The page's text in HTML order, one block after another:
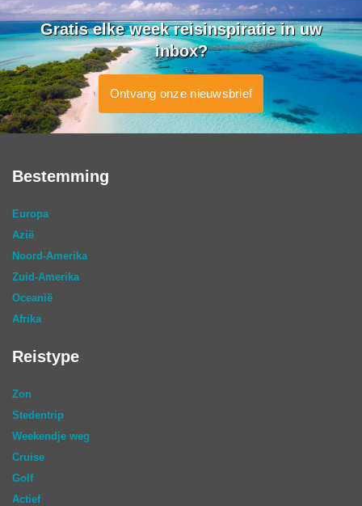
Gratis elke week reisinspiratie in uw
inbox?
Ontvang onze nieuwsbrief
Bestemming
Europa
Azië
Noord-Amerika
Zuid-Amerika
Oceanië
Afrika
Reistype
Zon
Stedentrip
Weekendje weg
Cruise
Golf
Actief